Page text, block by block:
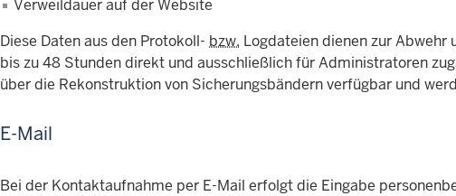
Verweildauer auf der Website
Diese Daten aus den Protokoll- bzw. Logdateien dienen zur Abwehr
bis zu 48 Stunden direkt und ausschließlich für Administratoren
über die Rekonstruktion von Sicherungsbändern verfügbar und
E-Mail
Bei der Kontaktaufnahme per E-Mail erfolgt die Eingabe